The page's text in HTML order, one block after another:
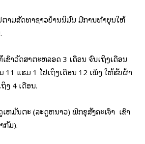
າມສັດທາຊາວບ້ານນິມົນ ມີການທໍາບຸນໃຫ້
ເຂົ້າວັດສາຕະຫລອດ 3 ເດືອນ ຈົນເຖິງເດືອນ
11 ແຮມ 1 ໄປເຖິງເດືອນ 12 ເພັງ ໃຫ້ຮັບຜ້າ
ງ 4 ເດືອນ.
ຫມັນຕະ (ລະດູຫນາວ) ພິກຂຸສັງຄະເຈົ້າ ເຂົ້າ
ກັມ).